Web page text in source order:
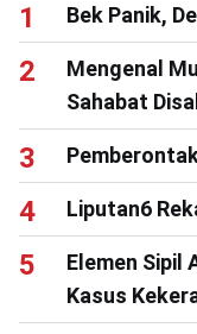
Bek Panik,
Mengenal
Sahabat
Liputan6
Elemen Sipil
Kasus